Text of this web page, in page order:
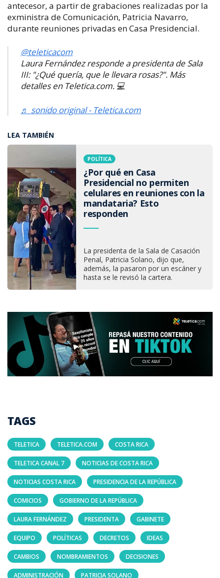
antecesor, a partir de grabaciones realizadas por la
exministra de Comunicación, Patricia Navarro,
durante reuniones privadas en Casa Presidencial.
@teleticacom
Laura Fernández responde a presidenta de Sala
III: "¿Qué quería, que le llevara rosas?". Más
detalles en Teletica.com. 💻
♬ sonido original - Teletica.com
LEA TAMBIÉN
POLÍTICA
¿Por qué en Casa
Presidencial no permiten
celulares en reuniones con la
mandataria? Esto
responden
La presidenta de la Sala de Casación
Penal, Patricia Solano, dijo que,
además, la pasaron por un escáner y
hasta se le revisó la cartera.
TAGS
TELETICA TELETICA.COM COSTA RICA
TELETICA CANAL 7 NOTICIAS DE COSTA RICA
NOTICIAS COSTA RICA PRESIDENCIA DE LA REPÚBLICA
COMICIOS GOBIERNO DE LA REPÚBLICA
LAURA FERNÁNDEZ PRESIDENTA GABINETE
EQUIPO POLÍTICAS DECRETOS IDEAS
CAMBIOS NOMBRAMIENTOS DECISIONES
ADMINISTRACIÓN PATRICIA SOLANO